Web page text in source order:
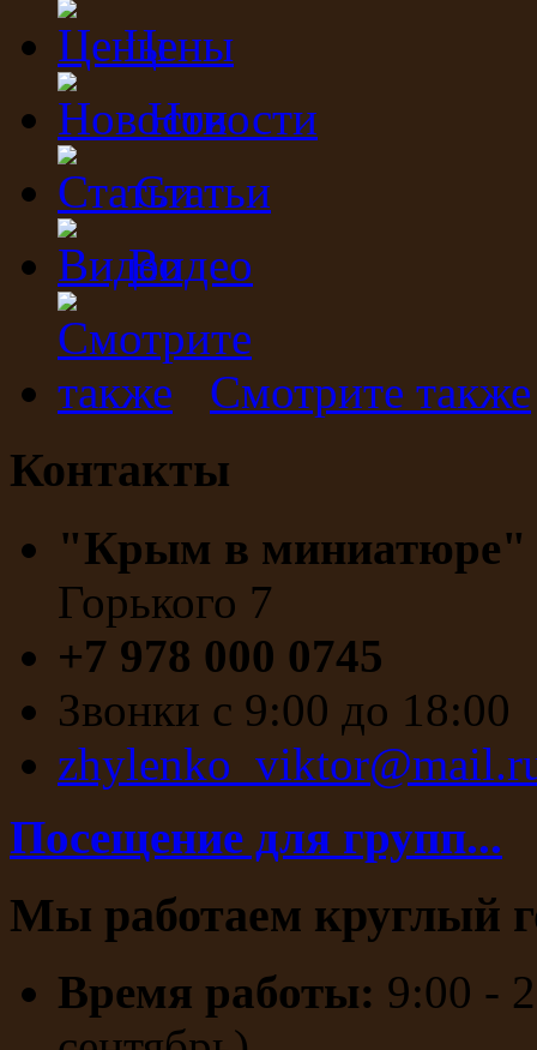
Цены
Новости
Статьи
Видео
Смотрите также
Контакты
"Крым в
Горького 7
+7 978 000 0745
Звонки с 9:00 до 18:00
Посещение для групп...
Мы работаем круглый
Время работы: 9:00 -